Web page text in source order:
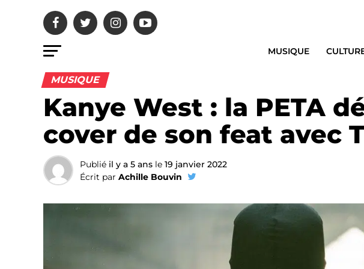
MUSIQUE
MUSIQUE
Kanye West : la PETA
cover de son feat avec
Publié il y a 5 ans le 19 janvier 2022
Écrit par Achille Bouvin